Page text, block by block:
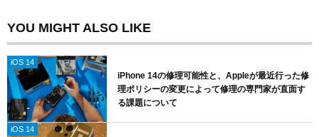
YOU MIGHT ALSO LIKE
iOS 14
iPhone 14の修理可能性と、Appleが最近行った修
理ポリシーの変更によって修理の専門家が直面す
る課題について
iOS 14